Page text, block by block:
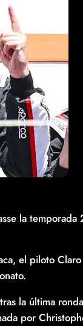
la
el piloto Claro
la última
por